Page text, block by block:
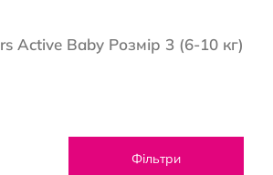
Active Baby Розмір 3 (6-10 кг)
Фільтри